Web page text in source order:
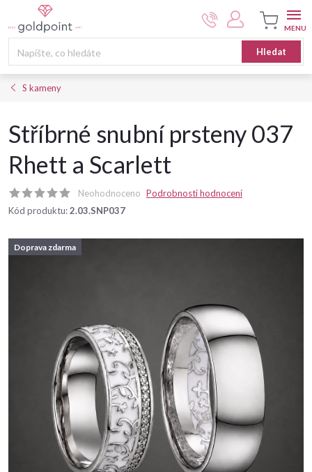
na
Hledat
Nákupní
košík
S kameny
Stříbrné snubní prsteny 037
Rhett a Scarlett
Neohodnoceno Podrobnosti hodnocení
Kód produktu:2.03.SNP037
Doprava zdarma